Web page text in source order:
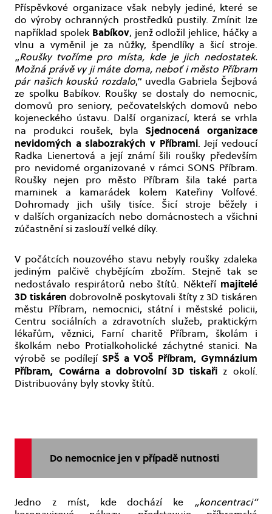
Příspěvkové organizace však nebyly jediné, které se
do výroby ochranných prostředků pustily. Zmínit lze
například spolek Babíkov, jenž odložil jehlice, háčky a
vlnu a vyměnil je za nůžky, špendlíky a šicí stroje.
„Roušky tvoříme pro místa, kde je jich nedostatek.
Možná právě vy ji máte doma, neboť i město Příbram
pár našich kousků rozdalo,“ uvedla Gabriela Šejbová
ze spolku Babíkov. Roušky se dostaly do nemocnic,
domovů pro seniory, pečovatelských domovů nebo
kojeneckého ústavu. Další organizací, která se vrhla
na produkci roušek, bylaSjednocená organizace
nevidomých a slabozrakých v Příbrami. Její vedoucí
Radka Lienertová a její známí šili roušky především
pro nevidomé organizované v rámci SONS Příbram.
Roušky nejen pro město Příbram šila také parta
maminek a kamarádek kolem Kateřiny Volfové.
Dohromady jich ušily tisíce. Šicí stroje běžely i
v dalších organizacích nebo domácnostech a všichni
zúčastnění si zaslouží velké díky.
V počátcích nouzového stavu nebyly roušky zdaleka
jediným palčivě chybějícím zbožím. Stejně tak se
nedostávalo respirátorů nebo štítů. Někteří majitelé
3D tiskáren dobrovolně poskytovali štíty z 3D tiskáren
městu Příbram, nemocnici, státní i městské policii,
Centru sociálních a zdravotních služeb, praktickým
lékařům, věznici, Farní charitě Příbram, školám i
školkám nebo Protialkoholické záchytné stanici. Na
výrobě se podílejí SPŠ a VOŠ Příbram, Gymnázium
Příbram, Cowárna a dobrovolní 3D tiskaři z okolí.
Distribuovány byly stovky štítů.
Do nemocnice jen v případě nutnosti
Jedno z míst, kde dochází ke „koncentraci“